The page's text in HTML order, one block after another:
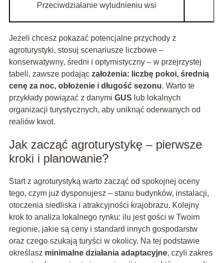
Przeciwdziałanie wyludnieniu wsi
Jeżeli chcesz pokazać potencjalne przychody z
agroturystyki, stosuj scenariusze liczbowe –
konserwatywny, średni i optymistyczny – w przejrzystej
tabeli, zawsze podając założenia: liczbę pokoi, średnią
cenę za noc, obłożenie i długość sezonu. Warto te
przykłady powiązać z danymi GUS lub lokalnych
organizacji turystycznych, aby uniknąć oderwanych od
realiów kwot.
Jak zacząć agroturystykę – pierwsze
kroki i planowanie?
Start z agroturystyką warto zacząć od spokojnej oceny
tego, czym już dysponujesz – stanu budynków, instalacji,
otoczenia siedliska i atrakcyjności krajobrazu. Kolejny
krok to analiza lokalnego rynku: ilu jest gości w Twoim
regionie, jakie są ceny i standard innych gospodarstw
oraz czego szukają turyści w okolicy. Na tej podstawie
określasz minimalne działania adaptacyjne, czyli zakres